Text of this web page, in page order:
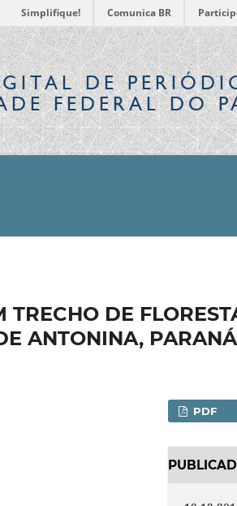
Simplifique! Comunica BR
DE
FEDERAL DO
TRECHO DE
ANTONINA,
PDF